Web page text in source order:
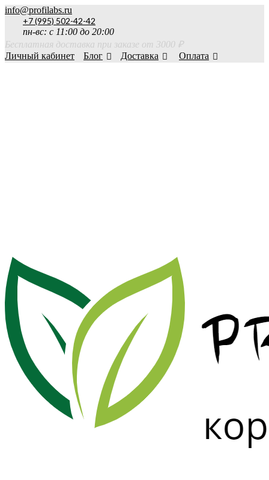
info@profilabs.ru
+7 (995) 502-42-42
пн-вс: с 11:00 до 20:00
Бесплатная доставка при заказе от 3000 ₽
Личный кабинет
Блог Доставка Оплата